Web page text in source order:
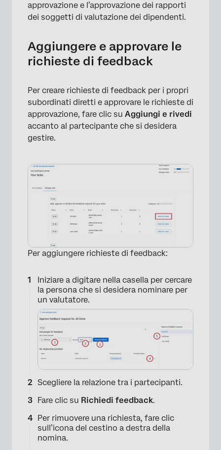
approvazione e l’approvazione dei rapporti
dei soggetti di valutazione dei dipendenti.
Aggiungere e approvare le
richieste di feedback
Per creare richieste di feedback per i propri
subordinati diretti e approvare le richieste di
approvazione, fare clic su Aggiungi e rivedi
accanto al partecipante che si desidera
gestire.
Per aggiungere richieste di feedback:
Iniziare a digitare nella casella per cercare
la persona che si desidera nominare per
un valutatore.
Scegliere la relazione tra i partecipanti.
Fare clic su Richiedi feedback.
Per rimuovere una richiesta, fare clic
sull’icona del cestino a destra della
nomina.